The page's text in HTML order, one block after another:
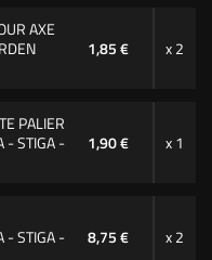
AXE
1,85 € x 2
PALIER
- STIGA -
1,90 € x 1
- STIGA -
8,75 € x 2